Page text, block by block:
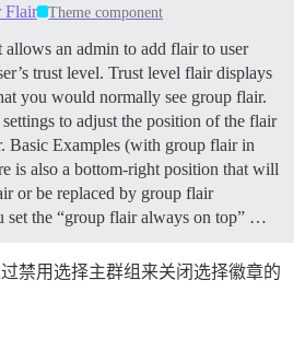
Flair Theme component
allows an admin to add flair to user
trust level. Trust level flair displays
you would normally see group flair.
to adjust the position of the flair
Basic Examples (with group flair in
is also a bottom-right position that will
or be replaced by group flair
set the “group flair always on top” …
禁用选择主群组来关闭选择徽章的